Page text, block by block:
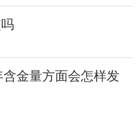
金量方面会怎样发